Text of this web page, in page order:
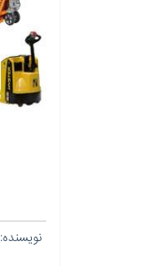
نویسنده: